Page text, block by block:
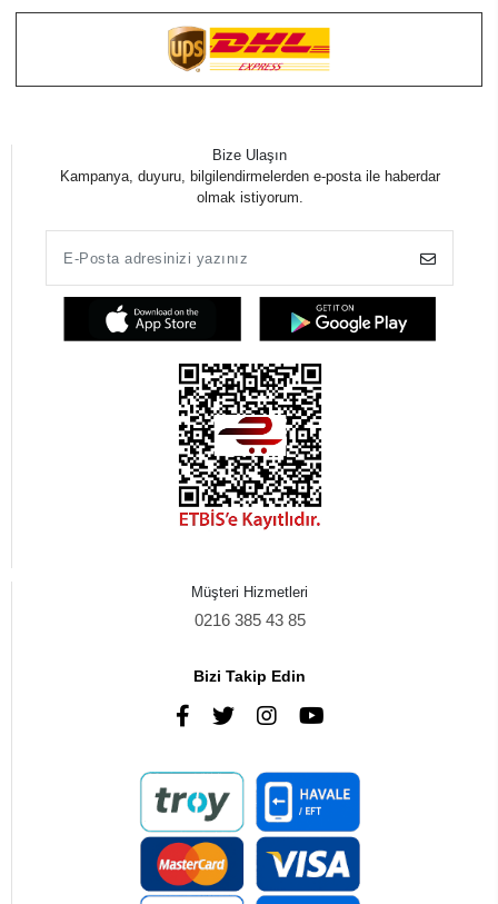
Bize Ulaşın
Kampanya, duyuru, bilgilendirmelerden e-posta ile haberdar
olmak istiyorum.
Müşteri Hizmetleri
0216 385 43 85
Bizi Takip Edin